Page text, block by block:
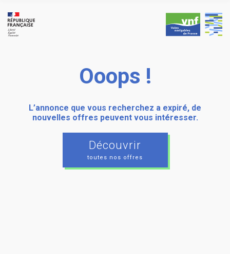
content
Ooops !
L’annonce que vous recherchez a expiré, de
nouvelles offres peuvent vous intéresser.
Découvrir
toutes nos offres